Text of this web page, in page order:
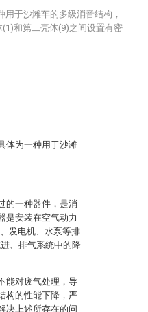
体为一种用于沙滩
的一种器件，是消
是安装在空气动力
发电机、水泵等排
、排气系统中的降
能对废气处理，导
构的性能下降，严
决上述所存在的问
用于沙滩车的多级消音结构，
和第二壳体(9)之间设置有密